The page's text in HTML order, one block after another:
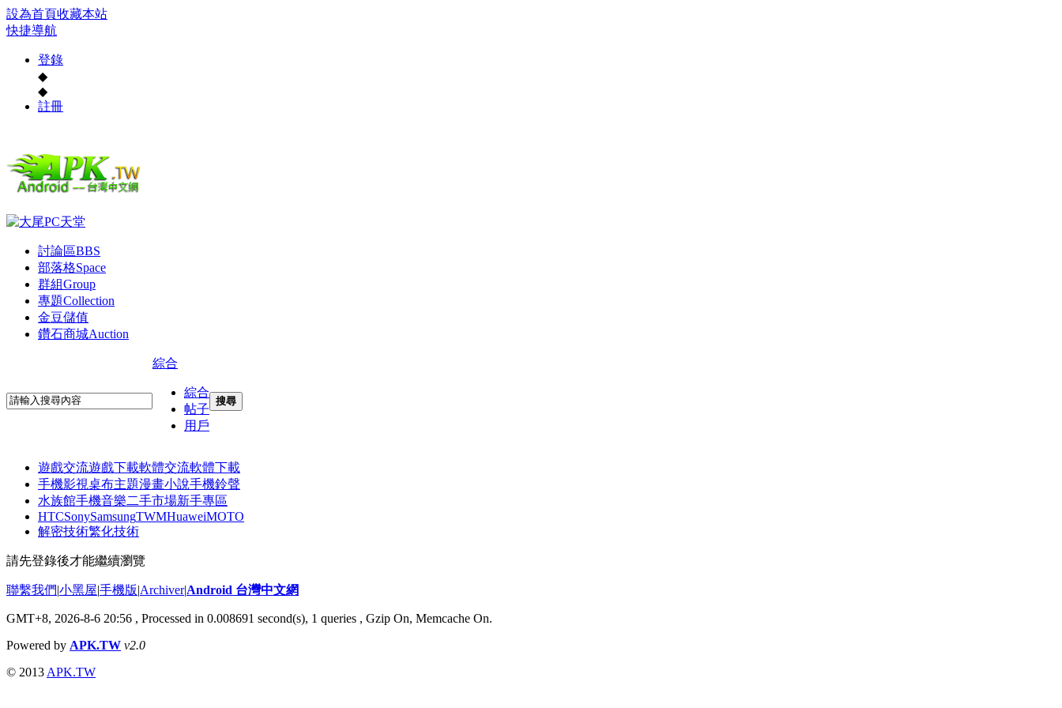
設為首頁收藏本站
快捷導航
登錄
◆
◆
註冊
討論區BBS
部落格Space
群組Group
專題Collection
金豆儲值
鑽石商城Auction
綜合
綜合
帖子
用戶
搜尋
遊戲交流遊戲下載軟體交流軟體下載
手機影視桌布主題漫畫小說手機鈴聲
水族館手機音樂二手市場新手專區
HTCSonySamsungTWMHuaweiMOTO
解密技術繁化技術
請先登錄後才能繼續瀏覽
聯繫我們|小黑屋|手機版|Archiver|Android 台灣中文網
GMT+8, 2026-8-6 20:56 , Processed in 0.008691 second(s), 1 queries , Gzip On, Memcache On.
Powered by APK.TW v2.0
© 2013 APK.TW